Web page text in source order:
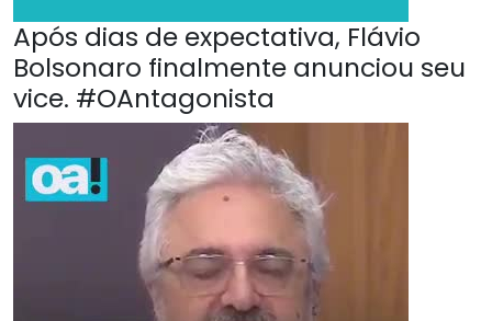
Após dias de expectativa, Flávio
Bolsonaro finalmente anunciou seu
vice. #OAntagonista